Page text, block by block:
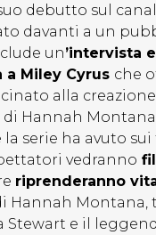
debutto sul
davanti a un
un’intervista
Miley Cyrus che
alla creazione
Hannah
la serie ha avuto
vedranno
riprenderanno
Hannah Montana,
Stewart e il